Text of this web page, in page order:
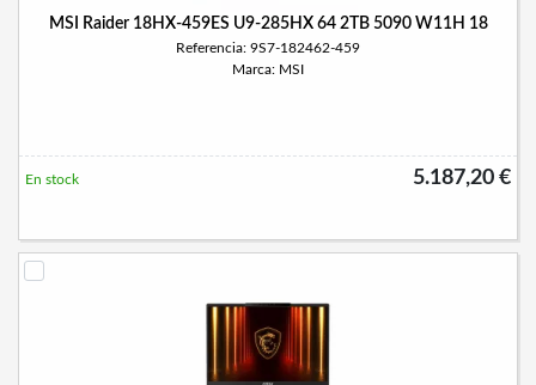
MSI Raider 18HX-459ES U9-285HX 64 2TB 5090 W11H 18
Referencia: 9S7-182462-459
Marca: MSI
5.187,20 €
En stock